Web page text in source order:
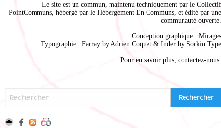
Le site est un commun, maintenu techniquement par le Collectif
PointCommuns , hébergé par le Hébergement En Communs , et édité par une
communauté ouverte.
Conception graphique : Mirages
Typographie : Farray by Adrien Coquet & Inder by Sorkin Type
Pour en savoir plus, contactez-nous